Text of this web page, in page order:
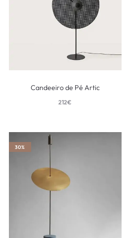
Candeeiro de Pé Artic
212€
30%